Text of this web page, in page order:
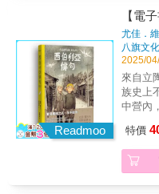
立場
――「
題，其
問：謊
薩瓦托
登場，
的案件
性愈來
宮 II：
返書庫
格局的
finis」
寫給
富的語
的作品
圖像小
日報》
具有少
心理方
長、
爾狂
她筆下
學、卻
賞她細
字與令
雜精細
片「讓
備受爭
抑，
神秘
數位＋
了西方
蒂娜的
時也是
給非普
默斯的
（繼承
◆民族
手法
拉夫
編洛夫
製作的
獎、安
獎項肯
克拉夫
錄】
Award
★2019
de la
〈烏
之作，
書特色
始，以
洛夫克
的恐怖
可名狀
太空的
靈感來
的小
界觀創
特作品
Readmoo
【電
尤佳．
八旗文化
2025/
來自立
族史上
中營內
童天真
版於
刻的
特價